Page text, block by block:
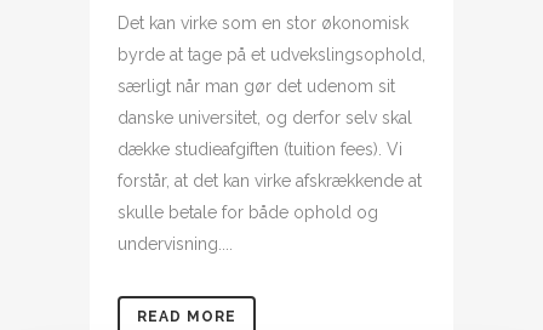
Det kan virke som en stor økonomisk
byrde at tage på et udvekslingsophold,
særligt når man gør det udenom sit
danske universitet, og derfor selv skal
dække studieafgiften (tuition fees). Vi
forstår, at det kan virke afskrækkende at
skulle betale for både ophold og
undervisning....
READ MORE